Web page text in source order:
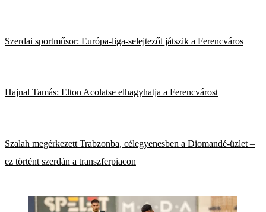
Szerdai sportműsor: Európa-liga-selejtezőt játszik a Ferencváros
Hajnal Tamás: Elton Acolatse elhagyhatja a Ferencvárost
Szalah megérkezett Trabzonba, célegyenesben a Diomandé-üzlet –
ez történt szerdán a transzferpiacon